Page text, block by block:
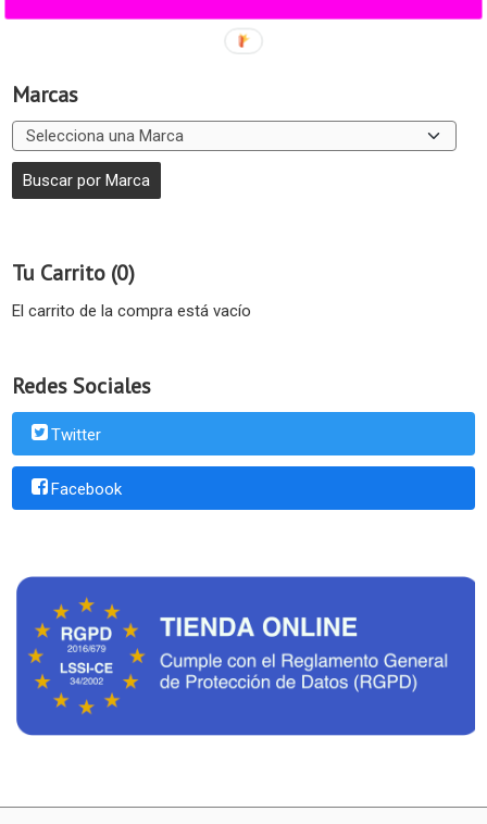
Marcas
Tu Carrito (0)
El carrito de la compra está vacío
Redes Sociales
Twitter
Facebook